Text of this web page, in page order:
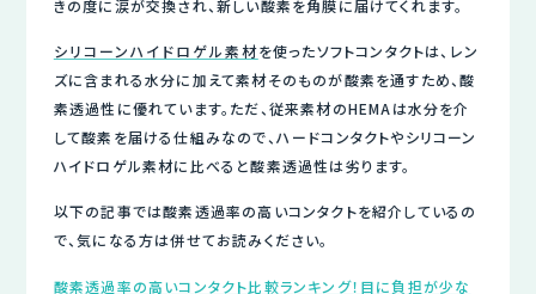
きの度に涙が交換され、新しい酸素を角膜に届けてくれます。
シリコーンハイドロゲル素材を使ったソフトコンタクトは、レン
ズに含まれる水分に加えて素材そのものが酸素を通すため、酸
素透過性に優れています。ただ、従来素材のHEMAは水分を介
して酸素を届ける仕組みなので、ハードコンタクトやシリコーン
ハイドロゲル素材に比べると酸素透過性は劣ります。
以下の記事では酸素透過率の高いコンタクトを紹介しているの
で、気になる方は併せてお読みください。
酸素透過率の高いコンタクト比較ランキング！目に負担が少な